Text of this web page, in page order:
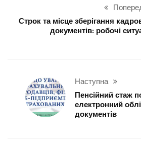
Строк та місце зберігання
документів: робочі
Наступна
Пенсійний стаж
електронний
документів